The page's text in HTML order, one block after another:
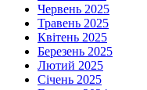
Червень 2025
Травень 2025
Квітень 2025
Березень 2025
Лютий 2025
Січень 2025